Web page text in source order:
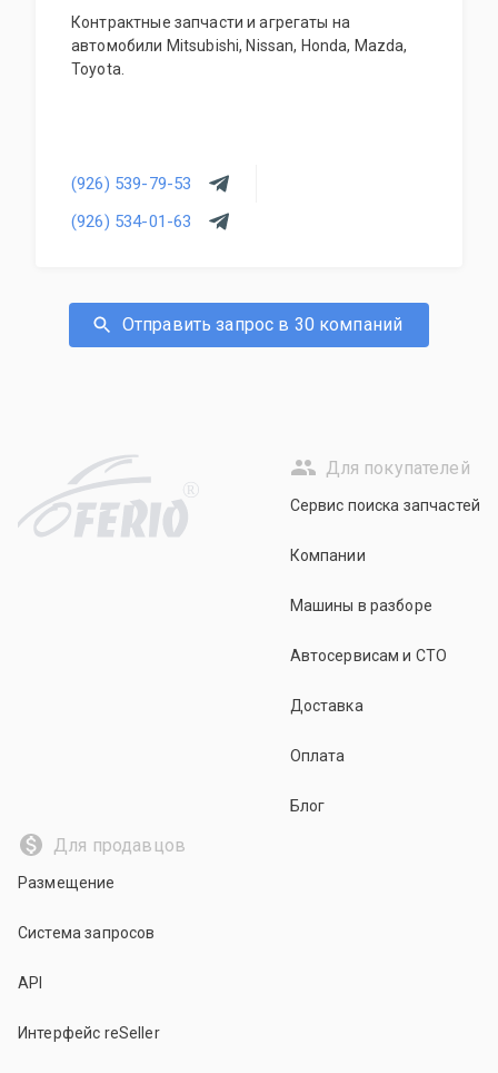
Контрактные запчасти и агрегаты на
автомобили Mitsubishi, Nissan, Honda, Mazda,
Toyota.
(926) 539-79-53
(926) 534-01-63
Отправить запрос в 30 компаний
R
Для покупателей
Сервис поиска запчастей
Компании
Машины в разборе
Автосервисам и СТО
Доставка
Оплата
Блог
Для продавцов
Размещение
Система запросов
API
Интерфейс reSeller